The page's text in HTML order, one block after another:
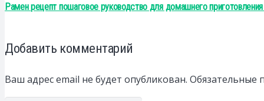
Рамен рецепт пошаговое руководство для домашнего
Добавить комментарий
Ваш адрес email не будет опубликован. Обязательные